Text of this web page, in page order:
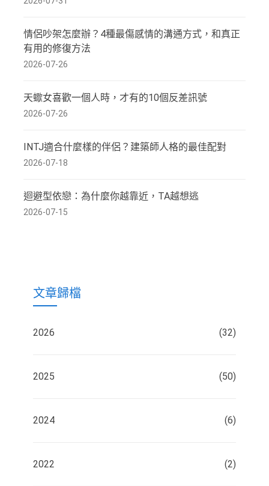
情侶吵架怎麼辦？4種最傷感情的溝通方式，和真正
有用的修復方法
2026-07-26
天蠍女喜歡一個人時，才有的10個反差訊號
2026-07-26
INTJ適合什麼樣的伴侶？建築師人格的最佳配對
2026-07-18
迴避型依戀：為什麼你越靠近，TA越想逃
2026-07-15
文章歸檔
2026 (32)
2025 (50)
2024 (6)
2022 (2)